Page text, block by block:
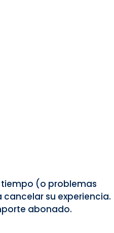
tiempo (o problemas
su experiencia.
abonado.